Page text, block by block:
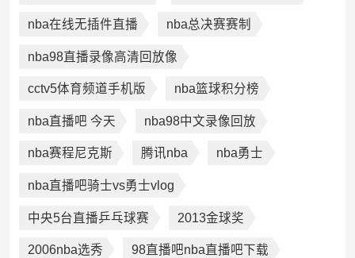
nba在线无插件直播 nba总决赛赛制
nba98直播录像高清回放像
cctv5体育频道手机版 nba篮球积分榜
nba直播吧 今天 nba98中文录像回放
nba赛程尼克斯 腾讯nba nba勇士
nba直播吧骑士vs勇士vlog
中央5台直播乒乓球赛 2013金球奖
2006nba选秀 98直播吧nba直播吧下载